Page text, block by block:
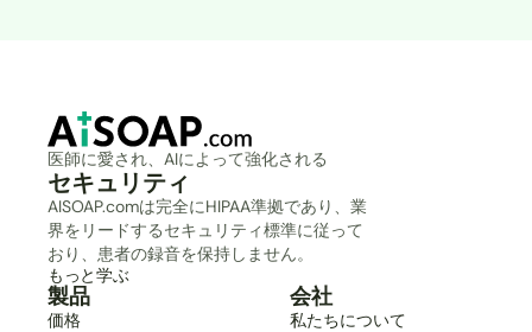
医師に愛され、AIによって強化される
セキュリティ
AISOAP.comは完全にHIPAA準拠であり、業
界をリードするセキュリティ標準に従って
おり、患者の録音を保持しません。
もっと学ぶ
製品
価格
会社
私たちについて